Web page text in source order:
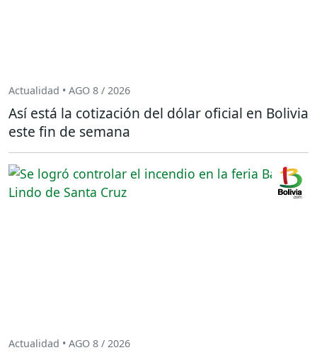
Actualidad • AGO 8 / 2026
Así está la cotización del dólar oficial en Bolivia
este fin de semana
Actualidad • AGO 8 / 2026